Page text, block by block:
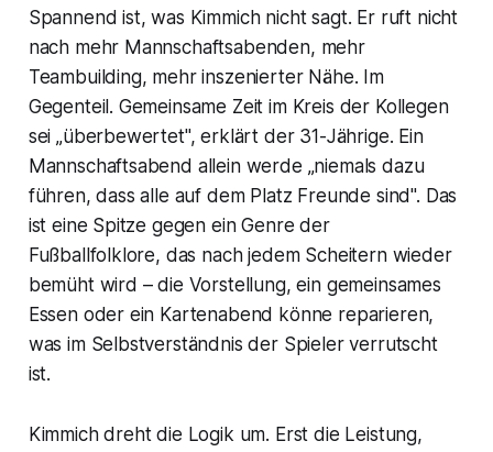
Spannend ist, was Kimmich nicht sagt. Er ruft nicht
nach mehr Mannschaftsabenden, mehr
Teambuilding, mehr inszenierter Nähe. Im
Gegenteil. Gemeinsame Zeit im Kreis der Kollegen
sei „überbewertet", erklärt der 31-Jährige. Ein
Mannschaftsabend allein werde „niemals dazu
führen, dass alle auf dem Platz Freunde sind". Das
ist eine Spitze gegen ein Genre der
Fußballfolklore, das nach jedem Scheitern wieder
bemüht wird – die Vorstellung, ein gemeinsames
Essen oder ein Kartenabend könne reparieren,
was im Selbstverständnis der Spieler verrutscht
ist.
Kimmich dreht die Logik um. Erst die Leistung,